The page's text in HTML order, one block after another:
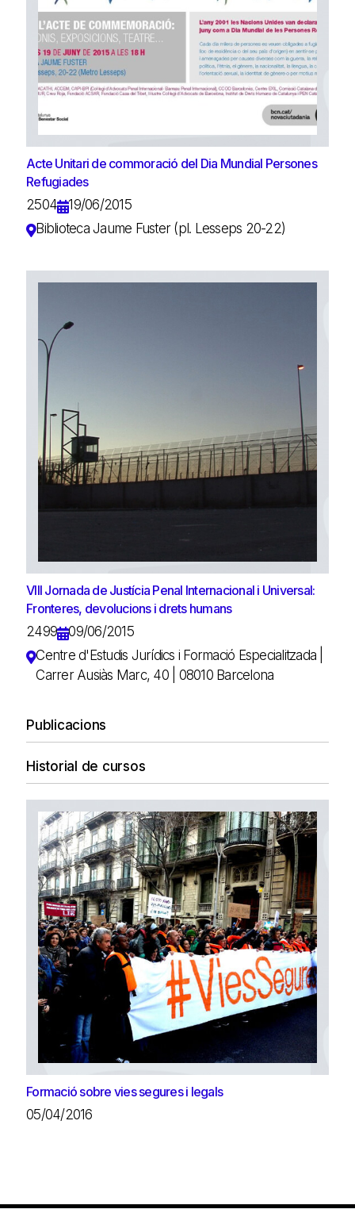
Acte Unitari de commoració del Dia Mundial Persones
Refugiades
2504
19/06/2015
Biblioteca Jaume Fuster (pl. Lesseps 20-22)
VIII Jornada de Justícia Penal Internacional i Universal:
Fronteres, devolucions i drets humans
2499
09/06/2015
Centre d'Estudis Jurídics i Formació Especialitzada |
Carrer Ausiàs Marc, 40 | 08010 Barcelona
Publicacions
Historial de cursos
Formació sobre vies segures i legals
05/04/2016